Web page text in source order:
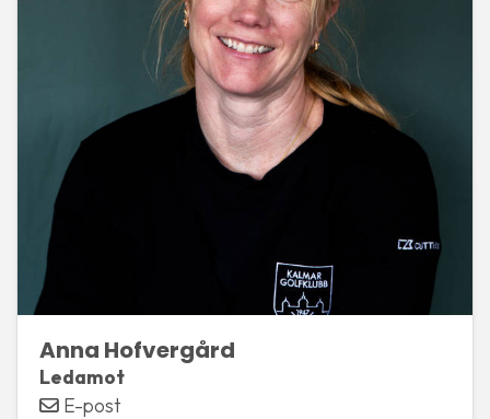
Anna Hofvergård
Ledamot
E-post